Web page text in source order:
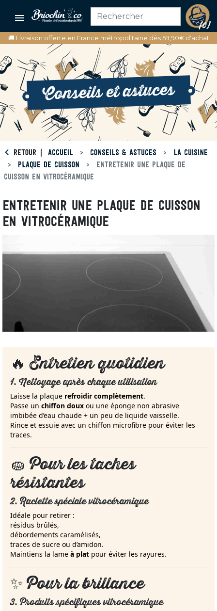

(0)
🚚 Livraison offerte en France métropolitaine dès 59,90€ d'achat
Conseils et astuces
RETOUR ACCUEIL CONSEILS & ASTUCES
LA CUISINE
PLAQUE DE CUISSON
ENTRETENIR UNE PLAQUE DE
CUISSON EN VITROCÉRAMIQUE
ENTRETENIR UNE PLAQUE DE CUISSON
EN VITROCÉRAMIQUE
🔥 Entretien quotidien
1. Nettoyage après chaque utilisation
Laisse la plaque refroidir complètement.
Passe un chiffon doux ou une éponge non abrasive
imbibée d’eau chaude + un peu de liquide vaisselle.
Rince et essuie avec un chiffon microfibre pour éviter les
traces.
🧽 Pour les taches
résistantes
2. Raclette spéciale vitrocéramique
Idéale pour retirer :
résidus brûlés,
débordements caramélisés,
traces de sucre ou d’amidon.
Maintiens la lame à plat pour éviter les rayures.
✨ Pour la brillance
3. Produits spécifiques vitrocéramique